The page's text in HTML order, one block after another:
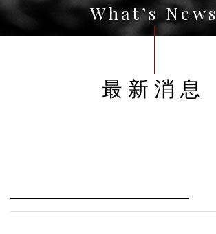
What’s News
最新消息